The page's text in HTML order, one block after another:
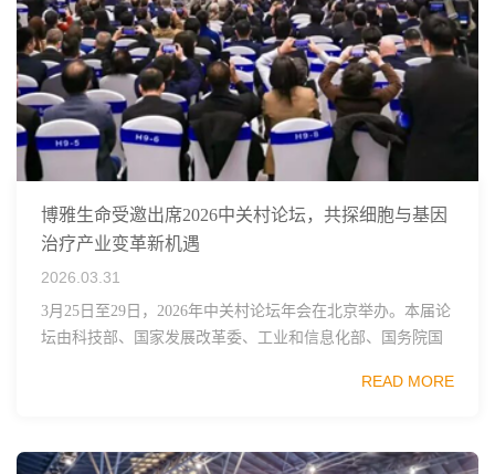
博雅生命受邀出席2026中关村论坛，共探细胞与基因
治疗产业变革新机遇
2026.03.31
3月25日至29日，2026年中关村论坛年会在北京举办。本届论
坛由科技部、国家发展改革委、工业和信息化部、国务院国
READ MORE